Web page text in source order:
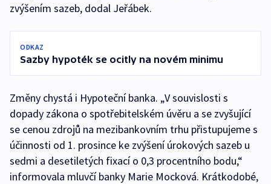
zvýšením sazeb, dodal Jeřábek.
ODKAZ
Sazby hypoték se ocitly na novém minimu
Změny chystá i Hypoteční banka. „V souvislosti s
dopady zákona o spotřebitelském úvěru a se zvyšující
se cenou zdrojů na mezibankovním trhu přistupujeme s
účinnosti od 1. prosince ke zvýšení úrokových sazeb u
sedmi a desetiletých fixací o 0,3 procentního bodu,“
informovala mluvčí banky Marie Mocková. Krátkodobé,